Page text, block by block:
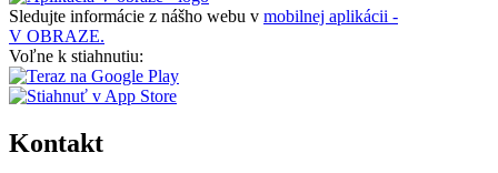
Sledujte informácie z nášho webu v mobilnej aplikácii -
V OBRAZE.
Voľne k stiahnutiu:
Kontakt